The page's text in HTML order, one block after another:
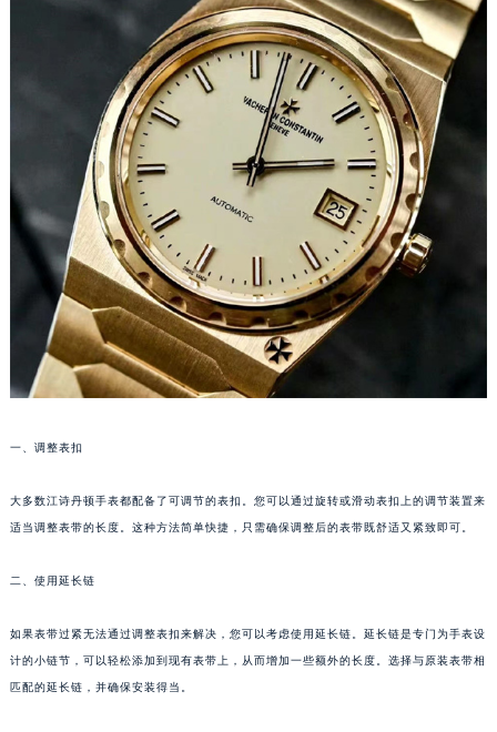
一、调整表扣
大多数江诗丹顿手表都配备了可调节的表扣。您可以通过旋转或滑动表扣上的调节装置来
适当调整表带的长度。这种方法简单快捷，只需确保调整后的表带既舒适又紧致即可。
二、使用延长链
如果表带过紧无法通过调整表扣来解决，您可以考虑使用延长链。延长链是专门为手表设
计的小链节，可以轻松添加到现有表带上，从而增加一些额外的长度。选择与原装表带相
匹配的延长链，并确保安装得当。